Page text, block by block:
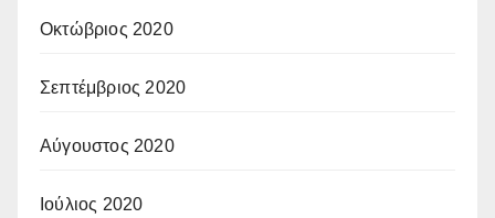
Οκτώβριος 2020
Σεπτέμβριος 2020
Αύγουστος 2020
Ιούλιος 2020